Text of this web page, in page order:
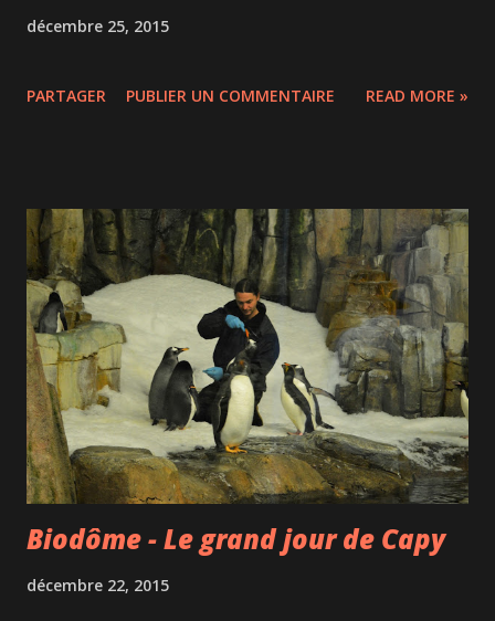
décembre 25, 2015
PARTAGER PUBLIER UN COMMENTAIRE READ MORE »
Biodôme - Le grand jour de Capy
décembre 22, 2015